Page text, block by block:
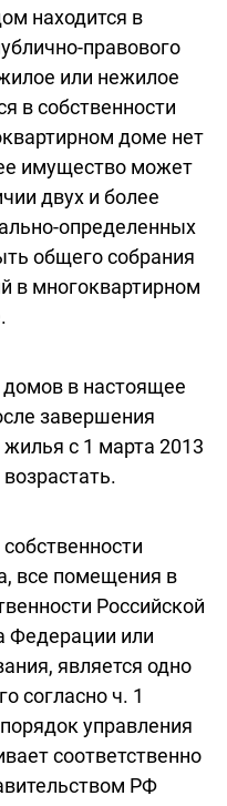
находится в
правового
или нежилое
в собственности
доме нет
имущество может
двух и более
определенных
общего собрания
в многоквартирном
в настоящее
завершения
с 1 марта 2013
все помещения в
Российской
Федерации или
является одно
согласно ч. 1
управления
соответственно
РФ